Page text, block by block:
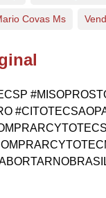
Covas Ms